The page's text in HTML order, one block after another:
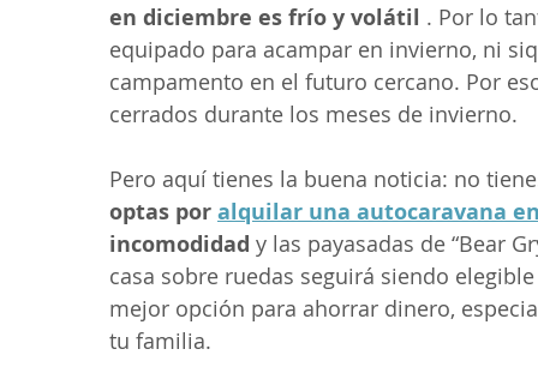
en diciembre es frío y volátil . Por lo
equipado para acampar en invierno, ni
campamento en el futuro cercano. Por
cerrados durante los meses de invierno.
Pero aquí tienes la buena noticia: no
optas por alquilar una autocaravana
incomodidad y las payasadas de “Bear
casa sobre ruedas seguirá siendo
mejor opción para ahorrar dinero,
tu familia.